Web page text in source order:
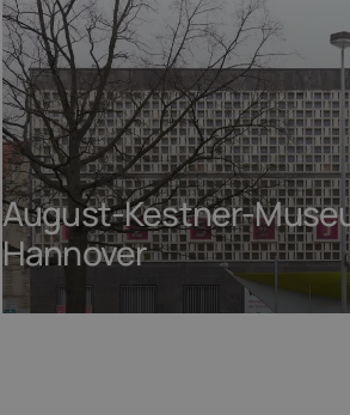
August-Kestner-
Hannover